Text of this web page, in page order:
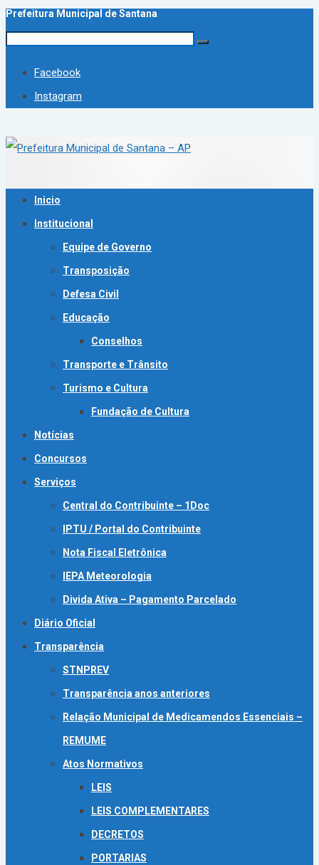
Prefeitura Municipal de Santana
Facebook
Instagram
Inicio
Institucional
Equipe de Governo
Transposição
Defesa Civil
Educação
Conselhos
Transporte e Trânsito
Turismo e Cultura
Fundação de Cultura
Notícias
Concursos
Serviços
Central do Contribuinte – 1Doc
IPTU / Portal do Contribuinte
Nota Fiscal Eletrônica
IEPA Meteorologia
Divida Ativa – Pagamento Parcelado
Diário Oficial
Transparência
STNPREV
Transparência anos anteriores
Relação Municipal de Medicamendos Essenciais –
REMUME
Atos Normativos
LEIS
LEIS COMPLEMENTARES
DECRETOS
PORTARIAS